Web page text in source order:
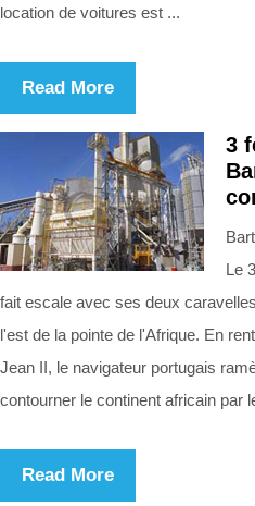
location de voitures est ...
Read More
3
Le
fait escale avec ses deux
l'est de la pointe de l'Afrique. En
Jean II, le navigateur portugais
contourner le continent africain par
Read More